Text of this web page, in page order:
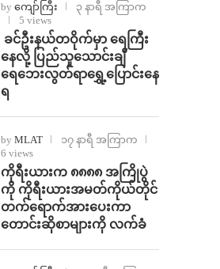
by ကျော်ကြီး
၃ နာရီ အကြာက
5 views
⁩ ⁨ခင်ဦးနယ်တဝိုက်မှာ ရေကြီး
နေလို့ ပြည်သူသောင်းချီ
ရေဘေးလွတ်ရာရွှေ့ပြောင်းနေ
ရ
by MLAT
၁၇ နာရီ အကြာက
6 views
ကိုရီးယားက ၈၈၈၈ အကြိုပွဲ
ကို ကိုရီးယားအမတ်ကိုယ်တိုင်
တက်ရောက်အားပေးကာ
တောင်းဆိုစာများကို လက်ခံ